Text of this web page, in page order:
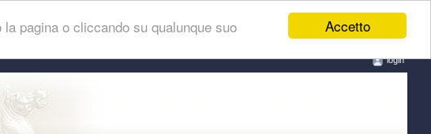
Accetto
pagina o cliccando su qualunque suo
login